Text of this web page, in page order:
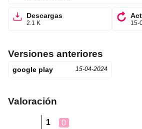
Descargas
2.1 K 15-
Versiones anteriores
google play 15-04-2024
Valoración
1
0